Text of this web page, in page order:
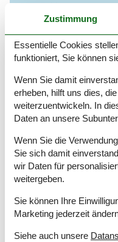
Wasser inkl.
Winterfest
Draußen
Aufladen von
Grill
Kostenloser Parkplatz
Ladestation für
Drinnen
Rauchmelder
1 Fernseher
Chromecast
Internet (drahtlos)
Zustimmung
Essentielle Cookies
funktioniert, Sie können
Wenn Sie damit
erheben, hilft uns dies,
weiterzuentwickeln. In
Daten an unsere
Wenn Sie die
Sie sich damit
wir Daten für
weitergeben.
Sie können Ihre
Marketing jederzeit
Siehe auch unsere